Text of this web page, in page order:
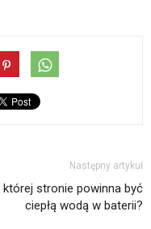
Następny artykuł
której stronie powinna być
ciepłą wodą w baterii?